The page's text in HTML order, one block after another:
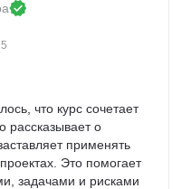
что курс сочетает
рассказывает о
применять
Это помогает
задачами и рисками